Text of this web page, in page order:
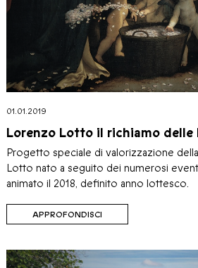
01.01.2019
Lorenzo Lotto il richiamo delle
Progetto speciale di valorizzazione
Lotto nato a seguito dei numerosi
animato il 2018, definito anno lottesco.
APPROFONDISCI